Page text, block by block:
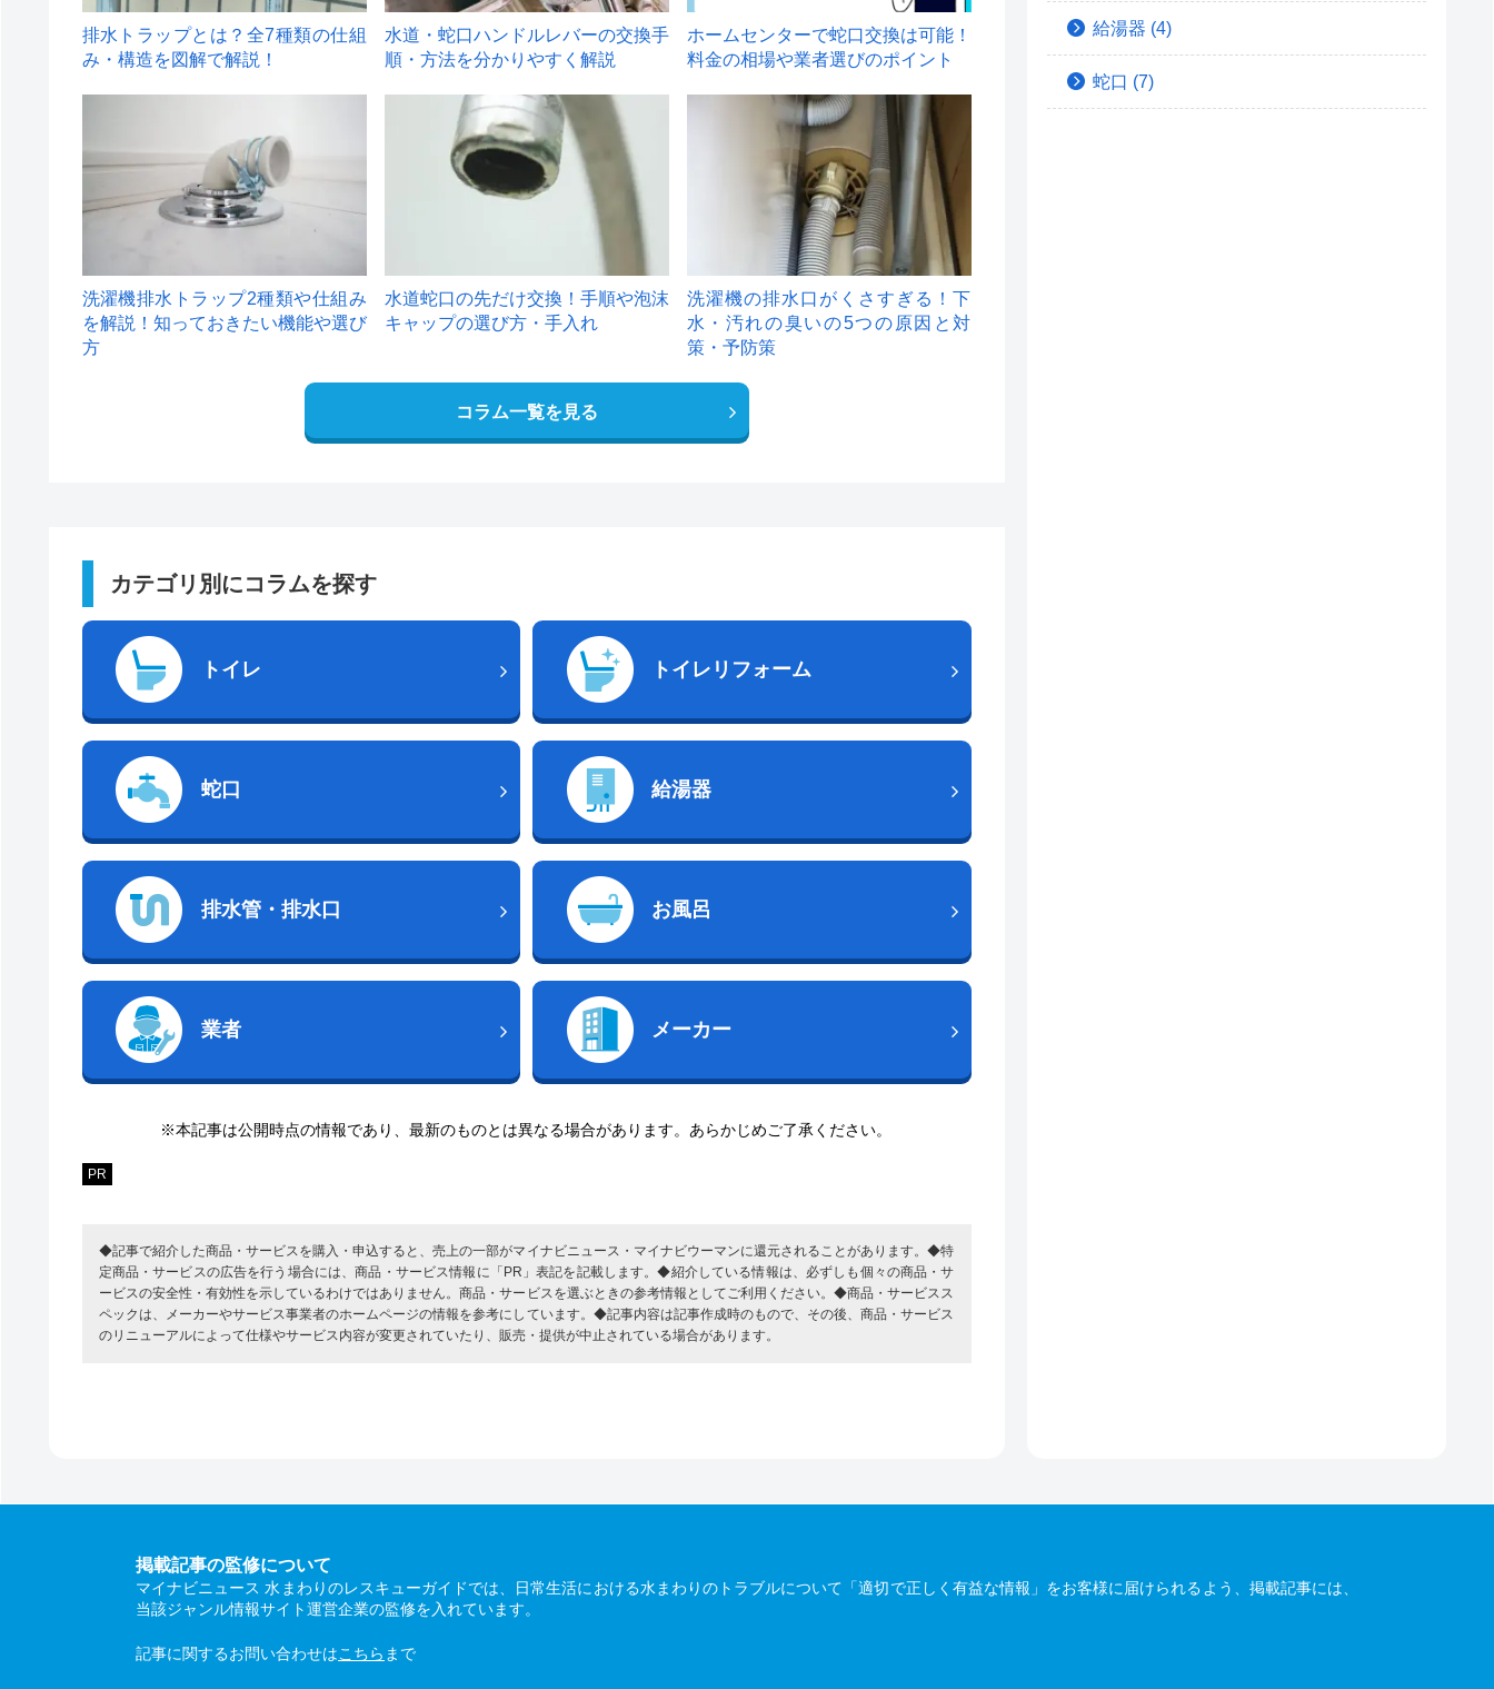
排水トラップとは？全7種類の仕組
み・構造を図解で解説！
水道・蛇口ハンドルレバーの交換手
順・方法を分かりやすく解説
ホームセンターで蛇口交換は可能！
料金の相場や業者選びのポイント
洗濯機排水トラップ2種類や仕組み
を解説！知っておきたい機能や選び
方
水道蛇口の先だけ交換！手順や泡沫
キャップの選び方・手入れ
洗濯機の排水口がくさすぎる！下
水・汚れの臭いの5つの原因と対
策・予防策
コラム一覧を見る
カテゴリ別にコラムを探す
トイレ トイレリフォーム
蛇口 給湯器
排水管・排水口 お風呂
業者 メーカー
※本記事は公開時点の情報であり、最新のものとは異なる場合があります。あらかじめご了承ください。
PR
◆記事で紹介した商品・サービスを購入・申込すると、売上の一部がマイナビニュース・マイナビウーマンに還元されることがあります。◆特
定商品・サービスの広告を行う場合には、商品・サービス情報に「PR」表記を記載します。◆紹介している情報は、必ずしも個々の商品・サ
ービスの安全性・有効性を示しているわけではありません。商品・サービスを選ぶときの参考情報としてご利用ください。◆商品・サービスス
ペックは、メーカーやサービス事業者のホームページの情報を参考にしています。◆記事内容は記事作成時のもので、その後、商品・サービス
のリニューアルによって仕様やサービス内容が変更されていたり、販売・提供が中止されている場合があります。
給湯器 (4)
蛇口 (7)
掲載記事の監修について
マイナビニュース 水まわりのレスキューガイドでは、日常生活における水まわりのトラブルについて「適切で正しく有益な情報」をお客様に届けられるよう、掲載記事には、
当該ジャンル情報サイト運営企業の監修を入れています。
記事に関するお問い合わせはこちら まで